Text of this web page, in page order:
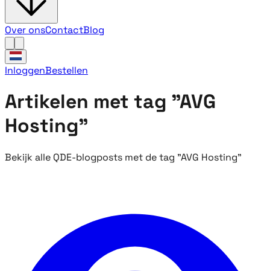
Over onsContactBlog
InloggenBestellen
Artikelen met tag "AVG
Hosting"
Bekijk alle QDE-blogposts met de tag "AVG Hosting"